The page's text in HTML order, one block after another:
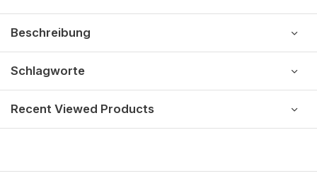
Beschreibung
Schlagworte
Recent Viewed Products